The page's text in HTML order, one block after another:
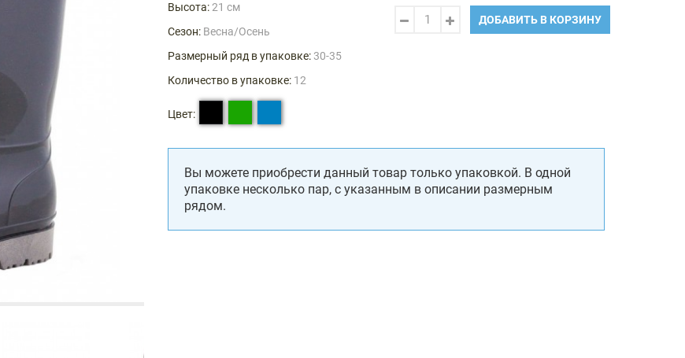
Высота:21 см
Сезон: Весна/Осень
Размерный ряд в упаковке: 30-35
Количество в упаковке: 12
Цвет:
ДОБАВИТЬ В КОРЗИНУ
Вы можете приобрести данный товар только упаковкой. В одной
упаковке несколько пар, с указанным в описании размерным
рядом.